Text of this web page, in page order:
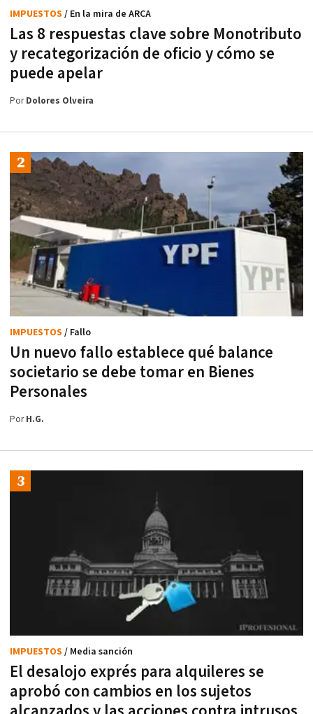
Las 8 respuestas clave sobre Monotributo
y recategorización de oficio y cómo se
puede apelar
IMPUESTOS / En la mira de ARCA
PorDolores Olveira
Un nuevo fallo establece qué balance
societario se debe tomar en Bienes
Personales
IMPUESTOS / Fallo
PorH.G.
El desalojo exprés para alquileres se
aprobó con cambios en los sujetos
IMPUESTOS / Media sanción